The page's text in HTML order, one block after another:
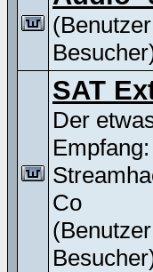
SAT
Der
Co